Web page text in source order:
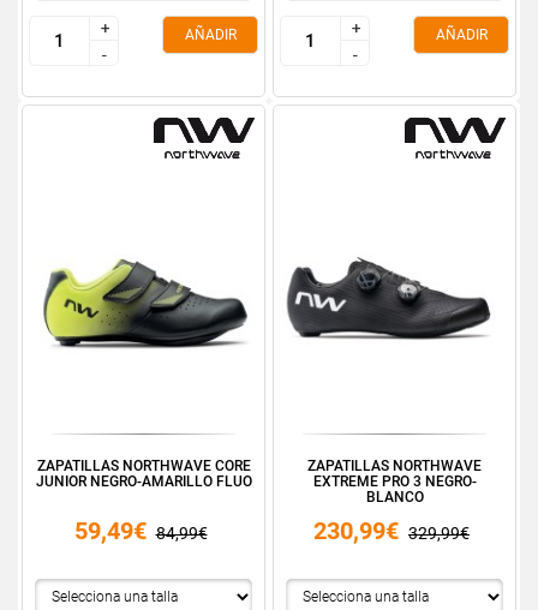
+
-
+
-
AÑADIR
+
-
+
-
AÑADIR
ZAPATILLAS NORTHWAVE CORE
JUNIOR NEGRO-AMARILLO FLUO
59,49€ 84,99€
ZAPATILLAS NORTHWAVE
EXTREME PRO 3 NEGRO-
BLANCO
230,99€ 329,99€